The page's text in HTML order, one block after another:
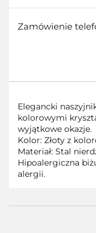
Zamówienie
Elegancki
kolorowymi
wyjątkowe okazje.
Kolor: Złoty z
Materiał: Stal
Hipoalergiczna
alergii.